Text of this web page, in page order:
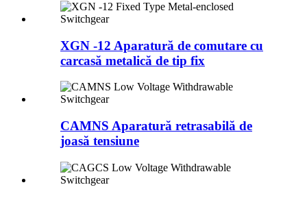
XGN -12 Aparatură de comutare cu
carcasă metalică de tip fix
CAMNS Aparatură retrasabilă de
joasă tensiune